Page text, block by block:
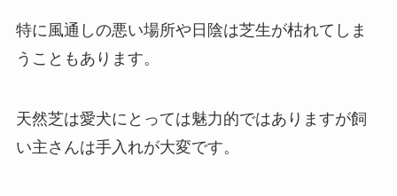
特に風通しの悪い場所や日陰は芝生が枯れてしま
うこともあります。
天然芝は愛犬にとっては魅力的ではありますが飼
い主さんは手入れが大変です。